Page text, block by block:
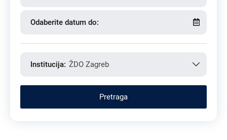
Odaberite datum do:
Institucija: ŽDO Zagreb